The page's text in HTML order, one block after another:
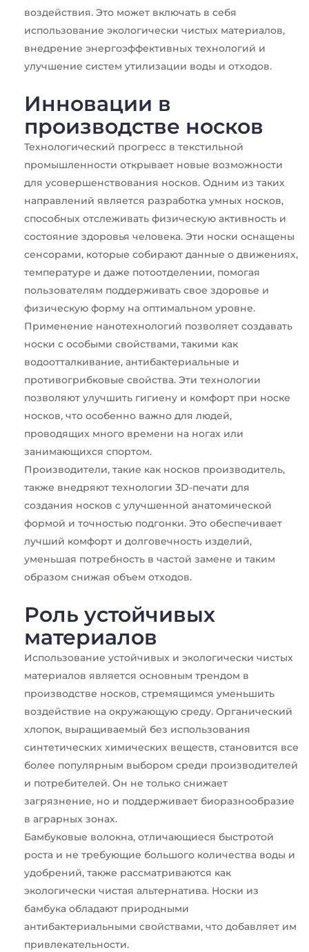
воздействия. Это может включать в себя
использование экологически чистых материалов,
внедрение энергоэффективных технологий и
улучшение систем утилизации воды и отходов.
Инновации в
производстве носков
Технологический прогресс в текстильной
промышленности открывает новые возможности
для усовершенствования носков. Одним из таких
направлений является разработка умных носков,
способных отслеживать физическую активность и
состояние здоровья человека. Эти носки оснащены
сенсорами, которые собирают данные о движениях,
температуре и даже потоотделении, помогая
пользователям поддерживать свое здоровье и
физическую форму на оптимальном уровне.
Применение нанотехнологий позволяет создавать
носки с особыми свойствами, такими как
водоотталкивание, антибактериальные и
противогрибковые свойства. Эти технологии
позволяют улучшить гигиену и комфорт при носке
носков, что особенно важно для людей,
проводящих много времени на ногах или
занимающихся спортом.
Производители, такие как носков производитель,
также внедряют технологии 3D-печати для
создания носков с улучшенной анатомической
формой и точностью подгонки. Это обеспечивает
лучший комфорт и долговечность изделий,
уменьшая потребность в частой замене и таким
образом снижая объем отходов.
Роль устойчивых
материалов
Использование устойчивых и экологически чистых
материалов является основным трендом в
производстве носков, стремящимся уменьшить
воздействие на окружающую среду. Органический
хлопок, выращиваемый без использования
синтетических химических веществ, становится все
более популярным выбором среди производителей
и потребителей. Он не только снижает
загрязнение, но и поддерживает биоразнообразие
в аграрных зонах.
Бамбуковые волокна, отличающиеся быстротой
роста и не требующие большого количества воды и
удобрений, также рассматриваются как
экологически чистая альтернатива. Носки из
бамбука обладают природными
антибактериальными свойствами, что добавляет им
привлекательности.